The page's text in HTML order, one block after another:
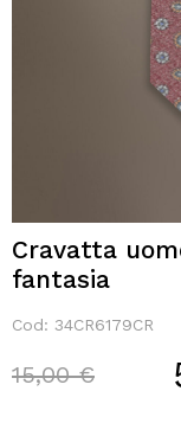
Cravatta
fantasia
Cod: 34CR6179CR
Price reduced
15,00 €to